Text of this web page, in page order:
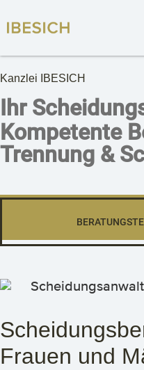
Kanzlei IBESICH
Ihr
Kompetente
Trennung &
Frauen und